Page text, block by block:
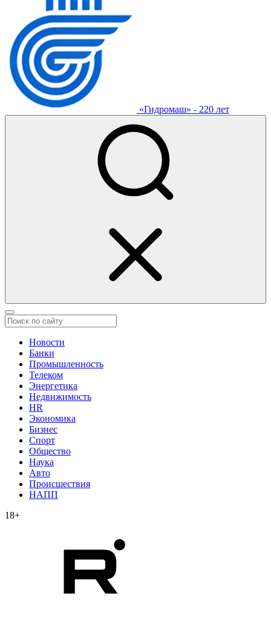
«Гидромаш» - 220 лет
Новости
Банки
Промышленность
Телеком
Энергетика
Недвижимость
HR
Экономика
Бизнес
Спорт
Общество
Наука
Авто
Происшествия
НАПП
18+